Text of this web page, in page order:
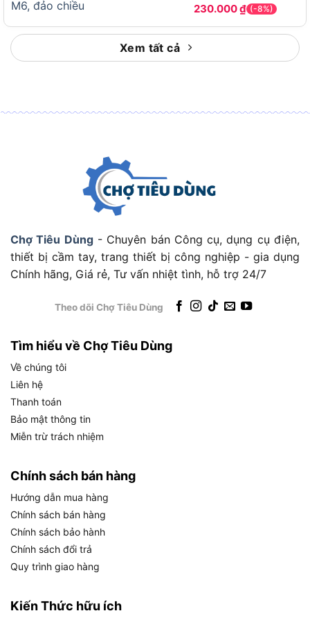
Đối Tượng Sử Dụng Mục Tiêu
lực vặn ốc M5-M12, dễ mang theo
Thợ mộc gia đình / thợ lắp đặt nội thất: Cần
hẹp như tủ bếp, trần thạch cao
thường xuyên: Muốn sở hữu bộ máy sẵn dùng
ngay, không cần mua thêm phụ kiện
Những đối tượng này đều được hưởng lợi từ thiết
kế compact, bộ pin kèm sẵn và mức giá thấp hơn
đáng kể so với dòng 18V.
TD110DSYE Có Những Gì?
Makita TD110DSYE sở hữu các thông số kỹ thuật
cốt lõi gồm: điện áp 12V, lực siết 110Nm, tốc độ
đập 3.500 lần/phút, tốc độ không tải 2.600
vòng/phút , cùng kích thước 153 x 66 x 204mm
và trọng lượng 1.0-1.2kg khi có pin.
Bảng dưới đây tổng hợp toàn bộ thông số kỹ
230.000₫ (-8%)
Xem tất cả
Chợ Tiêu Dùng- Chuyên bán Công cụ, dụng cụ điện,
thiết bị cầm tay, trang thiết bị công nghiệp - gia dụng
Chính hãng, Giá rẻ, Tư vấn nhiệt tình, hỗ trợ 24/7
Theo dõi Chợ Tiêu Dùng
Tìm hiểu về Chợ Tiêu Dùng
Về chúng tôi
Liên hệ
Thanh toán
Bảo mật thông tin
Miễn trừ trách nhiệm
Chính sách bán hàng
Hướng dẫn mua hàng
Chính sách bán hàng
Chính sách bảo hành
Chính sách đổi trả
Quy trình giao hàng
Kiến Thức hữu ích